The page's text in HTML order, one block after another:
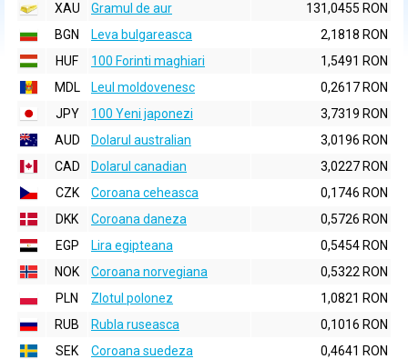
XAU
Gramul de aur
131,0455 RON
BGN
Leva bulgareasca
2,1818 RON
HUF
100 Forinti maghiari
1,5491 RON
MDL
Leul moldovenesc
0,2617 RON
JPY
100 Yeni japonezi
3,7319 RON
AUD
Dolarul australian
3,0196 RON
CAD
Dolarul canadian
3,0227 RON
CZK
Coroana ceheasca
0,1746 RON
DKK
Coroana daneza
0,5726 RON
EGP
Lira egipteana
0,5454 RON
NOK
Coroana norvegiana
0,5322 RON
PLN
Zlotul polonez
1,0821 RON
RUB
Rubla ruseasca
0,1016 RON
SEK
Coroana suedeza
0,4641 RON